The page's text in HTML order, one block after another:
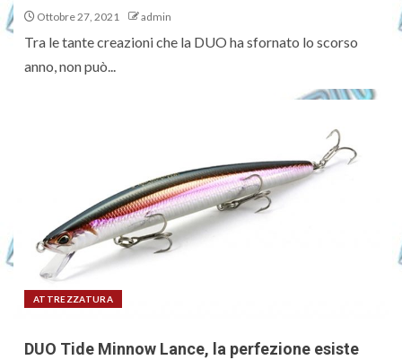
Ottobre 27, 2021 admin
Tra le tante creazioni che la DUO ha sfornato lo scorso
anno, non può...
ATTREZZATURA
DUO Tide Minnow Lance, la perfezione esiste